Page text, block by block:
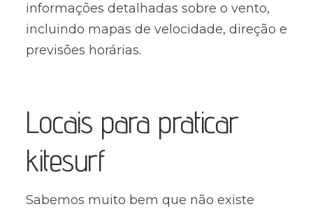
informações detalhadas sobre o vento,
incluindo mapas de velocidade, direção e
previsões horárias.
Locais para praticar
kitesurf
Sabemos muito bem que não existe